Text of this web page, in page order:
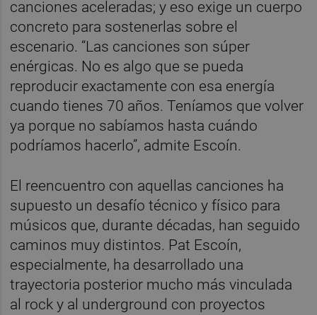
canciones aceleradas; y eso exige un cuerpo
concreto para sostenerlas sobre el
escenario. “Las canciones son súper
enérgicas. No es algo que se pueda
reproducir exactamente con esa energía
cuando tienes 70 años. Teníamos que volver
ya porque no sabíamos hasta cuándo
podríamos hacerlo”, admite Escoín.
El reencuentro con aquellas canciones ha
supuesto un desafío técnico y físico para
músicos que, durante décadas, han seguido
caminos muy distintos. Pat Escoín,
especialmente, ha desarrollado una
trayectoria posterior mucho más vinculada
al rock y al underground con proyectos